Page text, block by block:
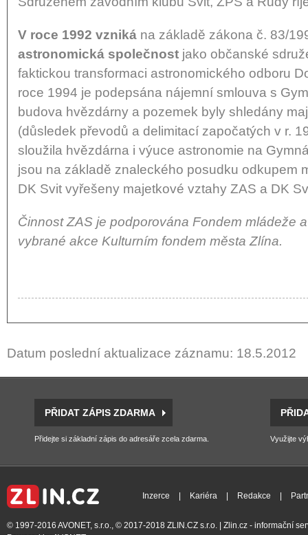
V roce 1992 vzniká na základě zákona č. 83/
astronomická společnost jako občanské
faktickou transformaci astronomického odboru
roce 1994 je podepsána nájemní smlouva s
budova hvězdárny a pozemek byly shledány
(důsledek převodů a delimitací započatých v r.
sloužila hvězdárna i výuce astronomie na
jsou na základě znaleckého posudku odkupem
DK Svit vyřešeny majetkové vztahy ZAS a DK
Činnost ZAS je podporována Fondem mládeže
vybrané akce Kulturním fondem města Zlína.
Datum poslední aktualizace záznamu: 18.5.2012
PŘIDAT ZÁPIS ZDARMA
Přidejte si základní zápis do adresáře zcela zdarma. Využijte
Inzerce Kariéra Redakce
© 1997-2016 AVONET, s.r.o., © 2017-2018 ZLIN.CZ s.r.o. | Zlin.cz - informační